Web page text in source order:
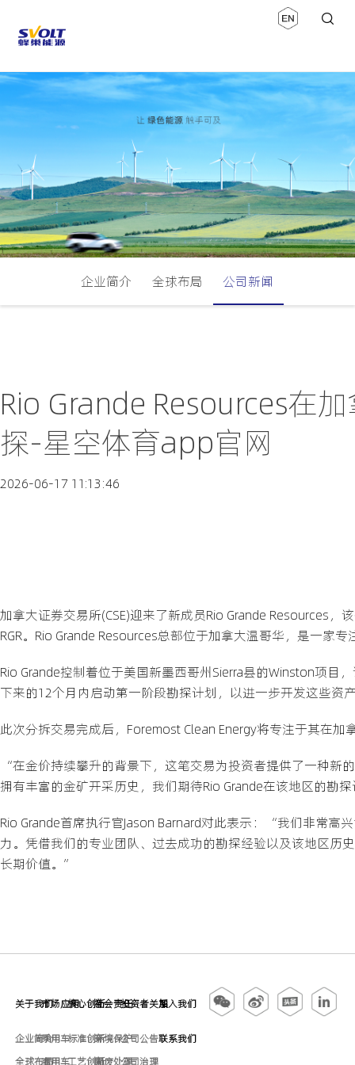
企业简介 全球布局 公司新闻
Rio Grande Resources在
探-星空体育app官网
2026-06-17 11:13:46
加拿大证券交易所(CSE)迎来了新成员Rio Grande Resources
RGR。Rio Grande Resources总部位于加拿大温哥华，是一家
Rio Grande控制着位于美国新墨西哥州Sierra县的Winston项
下来的12个月内启动第一阶段勘探计划，以进一步开发这些资
此次分拆交易完成后，Foremost Clean Energy将专注于其在
“在金价持续攀升的背景下，这笔交易为投资者提供了一种新
拥有丰富的金矿开采历史，我们期待Rio Grande在该地区的勘
Rio Grande首席执行官Jason Barnard对此表示：“我们非常高
力。凭借我们的专业团队、过去成功的勘探经验以及该地区历
长期价值。”
关于我们
企业简介
全球布局
市场应用
乘用车
商用车
核心创新
标准创新
工艺创新
社会责任
环境保护
固废处理
投资者关系
公司公告
公司治理
加入我们
联系我们